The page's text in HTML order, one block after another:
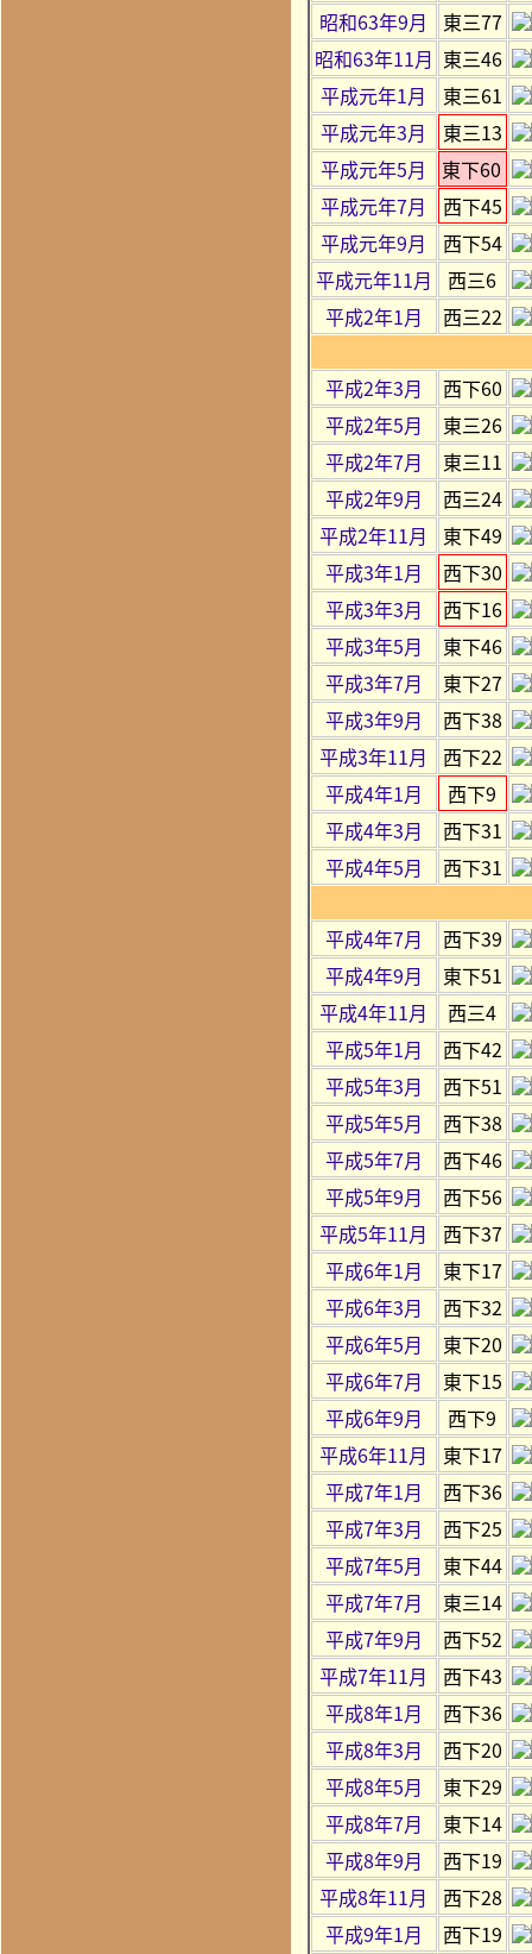
昭和63年9月
東三77
昭和63年11月 東三46
平成元年1月
東三61
平成元年3月
東三13
平成元年5月
東下60
平成元年7月
西下45
平成元年9月
西下54
平成元年11月
西三6
平成2年1月
西三22
平成2年3月
西下60
平成2年5月
東三26
平成2年7月
東三11
平成2年9月
西三24
平成2年11月
東下49
平成3年1月
西下30
平成3年3月
西下16
平成3年5月
東下46
平成3年7月
東下27
平成3年9月
西下38
平成3年11月
西下22
平成4年1月
西下9
平成4年3月
西下31
平成4年5月
西下31
平成4年7月
西下39
平成4年9月
東下51
平成4年11月
西三4
平成5年1月
西下42
平成5年3月
西下51
平成5年5月
西下38
平成5年7月
西下46
平成5年9月
西下56
平成5年11月
西下37
平成6年1月
東下17
平成6年3月
西下32
平成6年5月
東下20
平成6年7月
東下15
平成6年9月
西下9
平成6年11月
東下17
平成7年1月
西下36
平成7年3月
西下25
平成7年5月
東下44
平成7年7月
東三14
平成7年9月
西下52
平成7年11月
西下43
平成8年1月
西下36
平成8年3月
西下20
平成8年5月
東下29
平成8年7月
東下14
平成8年9月
西下19
平成8年11月
西下28
平成9年1月
西下19